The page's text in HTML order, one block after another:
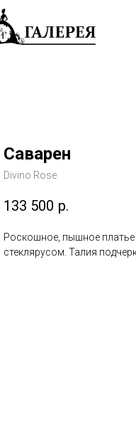
Саварен
Divino Rose
133 500 р.
Роскошное, пышное
стеклярусом. Талия